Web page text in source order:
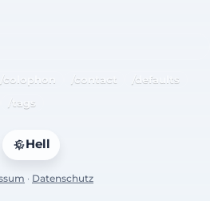
/colophon /contact
/defaults
/tags
Hell
· Datenschutz